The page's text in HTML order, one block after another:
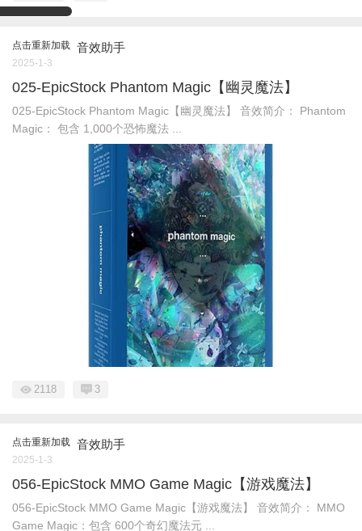
点击重新加载 音效助手
2025-1-3
025-EpicStock Phantom Magic【幽灵魔法】
025-EpicStock Phantom Magic【幽灵魔法】 音效简介： Phantom
Magic： 包含 1,000个恐怖魔法 ...
2118 3
点击重新加载 音效助手
2025-1-3
056-EpicStock MMO Game Magic【游戏魔法】
056-EpicStock MMO Game Magic【游戏魔法】 音效简介： MMO
Game Magic：包含 600个奇幻魔法元 ...